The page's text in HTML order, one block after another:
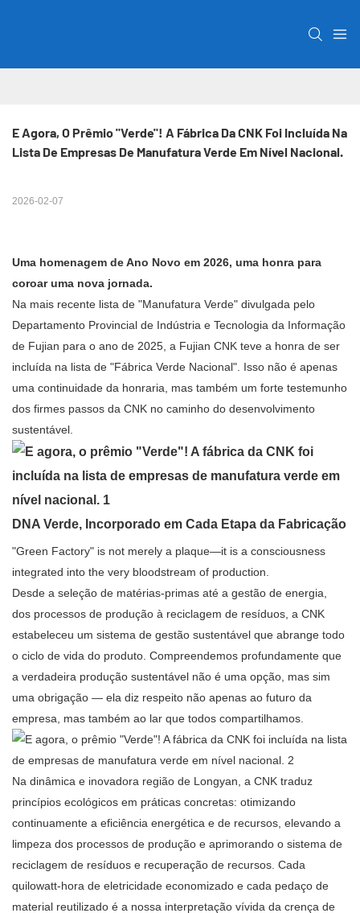
E Agora, O Prêmio "Verde"! A Fábrica Da CNK Foi Incluída Na
Lista De Empresas De Manufatura Verde Em Nível Nacional.
2026-02-07
Uma homenagem de Ano Novo em 2026, uma honra para
coroar uma nova jornada.
Na mais recente lista de "Manufatura Verde" divulgada pelo
Departamento Provincial de Indústria e Tecnologia da Informação
de Fujian para o ano de 2025, a Fujian CNK teve a honra de ser
incluída na lista de "Fábrica Verde Nacional". Isso não é apenas
uma continuidade da honraria, mas também um forte testemunho
dos firmes passos da CNK no caminho do desenvolvimento
sustentável.
DNA Verde, Incorporado em Cada Etapa da Fabricação
"Green Factory" is not merely a plaque—it is a consciousness
integrated into the very bloodstream of production.
Desde a seleção de matérias-primas até a gestão de energia,
dos processos de produção à reciclagem de resíduos, a CNK
estabeleceu um sistema de gestão sustentável que abrange todo
o ciclo de vida do produto. Compreendemos profundamente que
a verdadeira produção sustentável não é uma opção, mas sim
uma obrigação — ela diz respeito não apenas ao futuro da
empresa, mas também ao lar que todos compartilhamos.
Na dinâmica e inovadora região de Longyan, a CNK traduz
princípios ecológicos em práticas concretas: otimizando
continuamente a eficiência energética e de recursos, elevando a
limpeza dos processos de produção e aprimorando o sistema de
reciclagem de resíduos e recuperação de recursos. Cada
quilowatt-hora de eletricidade economizado e cada pedaço de
material reutilizado é a nossa interpretação vívida da crença de